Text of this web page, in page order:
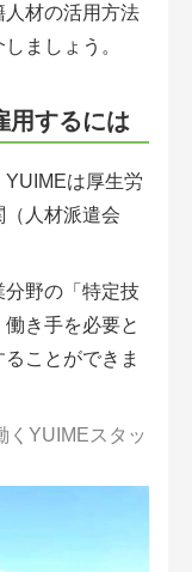
家一覧
材の活用方法
ましょう。
用するには
は厚生労
人材派遣会
分野の「特定技
き手を必要と
ことができま
くYUIMEスタッ